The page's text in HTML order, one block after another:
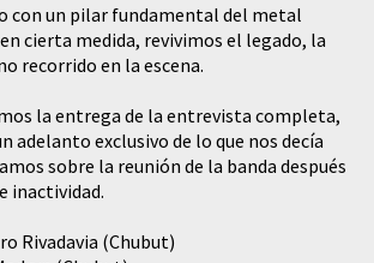
con un pilar fundamental del metal
cierta medida, revivimos el legado, la
recorrido en la escena.
la entrega de la entrevista completa,
adelanto exclusivo de lo que nos decía
sobre la reunión de la banda después
inactividad.
Rivadavia (Chubut)